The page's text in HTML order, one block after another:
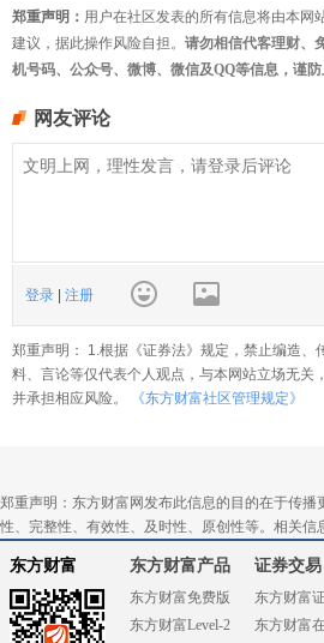
郑重声明： 用户在社区发表的所有信息将由本网
建议，据此操作风险自担。 请勿相信代客理财、
机号码、公众号、微博、微信及QQ等信息，谨防
网友评论
登录 注册
郑重声明： 1.根据《证券法》规定，禁止编造
料、言论等仅代表个人观点，与本网站立场无
并承担相应风险。
《东方财富社区管理规定》
郑重声明：东方财富网发布此信息的目的在于传
性、完整性、有效性、及时性、原创性等。相关
东方财富 东方财富产品
东方财富免费版
东方财富Level-2
证券交易
东方财富
东方财富